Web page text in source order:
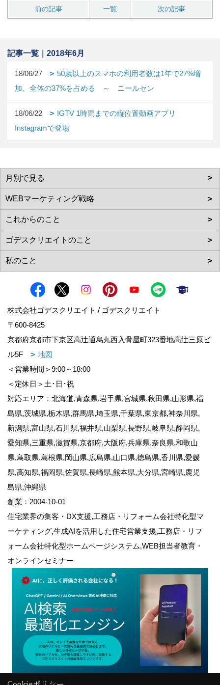
前の記事 一覧 次の記事
記事一覧｜2018年6月
18/06/27
50歳以上のスマホの利用者数は1年で27%増
加、全体の37%を占める ～ ニールセン
18/06/22
IGTV 1時間までの縦位置動画アプリ
Instagramで登場
株式会社ゴデスクリエイト / ゴデスクリエイト
〒600-8425
京都府京都市下京区高辻通烏丸西入骨屋町323番地高辻三原ビ
ル5F
地図
＜営業時間＞9:00～18:00
＜定休日＞土･日･祝
対応エリア：北海道,青森県,岩手県,宮城県,秋田県,山形県,福
島県,茨城県,栃木県,群馬県,埼玉県,千葉県,東京都,神奈川県,
新潟県,富山県,石川県,福井県,山梨県,長野県,岐阜県,静岡県,
愛知県,三重県,滋賀県,京都府,大阪府,兵庫県,奈良県,和歌山
県,鳥取県,島根県,岡山県,広島県,山口県,徳島県,香川県,愛媛
県,高知県,福岡県,佐賀県,長崎県,熊本県,大分県,宮崎県,鹿児
島県,沖縄県
創業：2004-10-01
住宅業界の集客・DX支援,工務店・リフォーム会社特化型マ
ーケティング,生成AIを活用した住宅営業支援,工務店・リフ
ォーム会社特化型ホームページシステム,WEB担当者教育・
オンラインセミナー